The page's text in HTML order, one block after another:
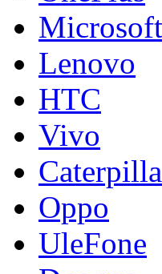
Microsoft
Lenovo
HTC
Vivo
Oppo
UleFone